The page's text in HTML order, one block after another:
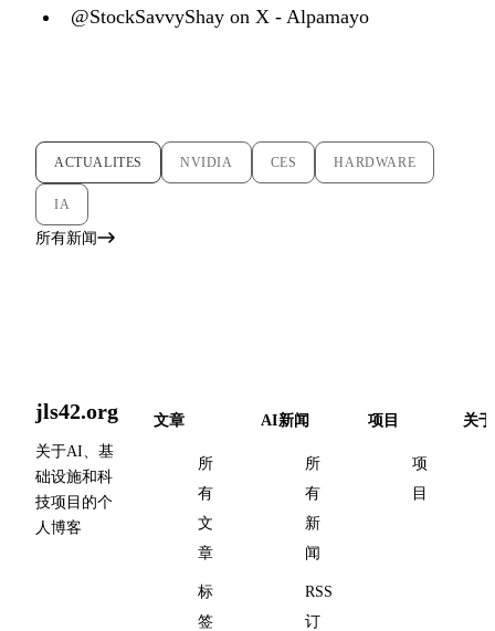
@StockSavvyShay on X - Alpamayo
ACTUALITES NVIDIA CES HARDWARE
IA
所有新闻
jls42.org
关于AI、基
础设施和科
技项目的个
人博客
文章
所
有
文
章
标
签
AI新闻
所
有
新
闻
RSS
订
项目
项
目
关于